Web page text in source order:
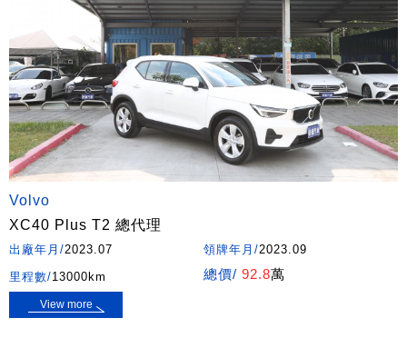
Volvo
XC40 Plus T2 總代理
出廠年月/2023.07 領牌年月/2023.09
里程數/13000km 總價/ 92.8萬
View more